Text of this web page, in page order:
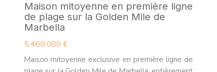
Maison mitoyenne en première ligne
de plage sur la Golden Mile de
Marbella
5.460.000 €
Maison mitoyenne exclusive en première ligne de